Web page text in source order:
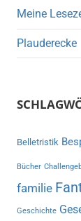
Meine
Plauderecke
Belletristik
Bücher
familie
Geschichte